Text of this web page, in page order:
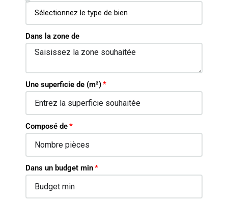
Dans la zone de
Une superficie de (m²)
Composé de
Dans un budget min